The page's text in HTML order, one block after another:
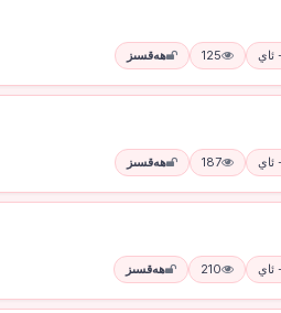
125 ھەقسىز
187 ھەقسىز
210 ھەقسىز